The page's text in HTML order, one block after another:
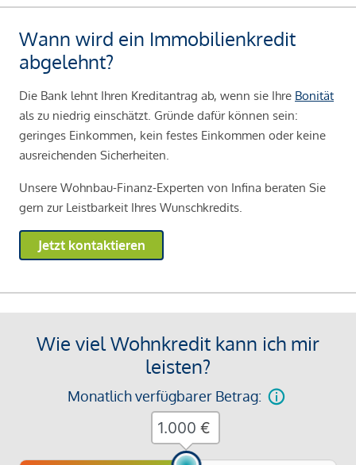
Wann wird ein Immobilienkredit
abgelehnt?
Die Bank lehnt Ihren Kreditantrag ab, wenn sie Ihre Bonität
als zu niedrig einschätzt. Gründe dafür können sein:
geringes Einkommen, kein festes Einkommen oder keine
ausreichenden Sicherheiten.
Unsere Wohnbau-Finanz-Experten von Infina beraten Sie
gern zur Leistbarkeit Ihres Wunschkredits.
Jetzt kontaktieren
Wie viel Wohnkredit kann ich mir
leisten?
Monatlich verfügbarer Betrag:
€